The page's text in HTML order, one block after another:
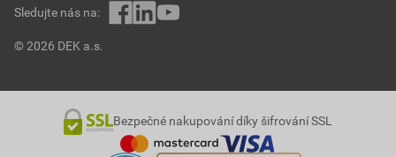
© 2026 DEK a.s.
Sledujte nás na:
Bezpečné nakupování díky šifrování SSL